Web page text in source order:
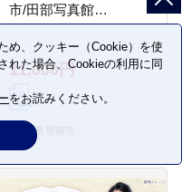
市/田部写真館
[AICZ011]
11,000円
島根県 雲南市
め、クッキー（Cookie）を使
れた場合、Cookieの利用に同
をお読みください。